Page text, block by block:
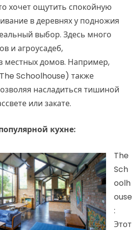
хочет ощутить спокойную
в деревнях у подножия
выбор. Здесь много
и агроусадеб,
местных домов. Например,
Schoolhouse) также
насладиться тишиной
или закате.
кухне:
The
Sch
oolh
ouse
:
Этот